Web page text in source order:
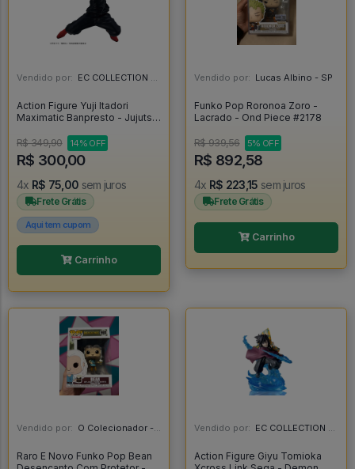
Vendido por: EC COLLECTION - SP
Action Figure Yuji Itadori
Maximatic Banpresto - Jujutsu
R$ 349,90
14% OFF
R$ 300,00
4x R$ 75,00 sem juros
Frete Grátis
Aqui tem cupom
Carrinho
Vendido por: Lucas Albino - SP
Funko Pop Roronoa Zoro -
Lacrado - Ond Piece #2178
R$ 939,56 5% OFF
R$ 892,58
4x R$ 223,15 sem juros
Frete Grátis
Carrinho
Vendido por: O Colecionador - SP
Raro E Novo Funko Pop Bean
Vendido por: EC COLLECTION - SP
Action Figure Giyu Tomioka